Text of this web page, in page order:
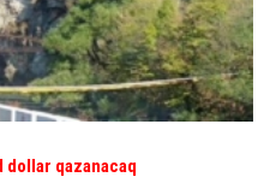
dollar qazanacaq